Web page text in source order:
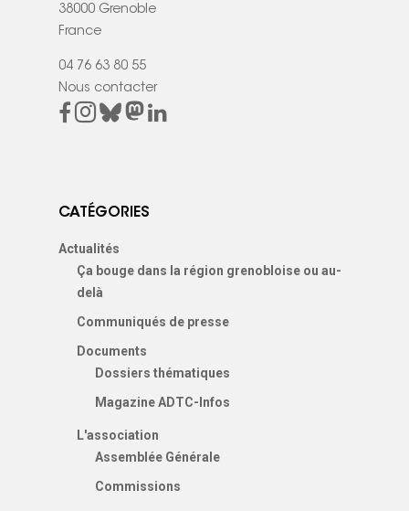
38000 Grenoble
France
04 76 63 80 55
Nous contacter
CATÉGORIES
Actualités
Ça bouge dans la région grenobloise ou au-
delà
Communiqués de presse
Documents
Dossiers thématiques
Magazine ADTC-Infos
L'association
Assemblée Générale
Commissions